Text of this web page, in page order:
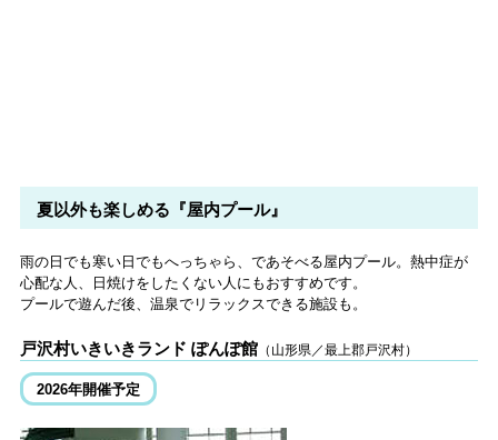
夏以外も楽しめる『屋内プール』
雨の日でも寒い日でもへっちゃら、であそべる屋内プール。熱中症が
心配な人、日焼けをしたくない人にもおすすめです。
プールで遊んだ後、温泉でリラックスできる施設も。
戸沢村いきいきランド ぽんぽ館（山形県／最上郡戸沢村）
2026年開催予定